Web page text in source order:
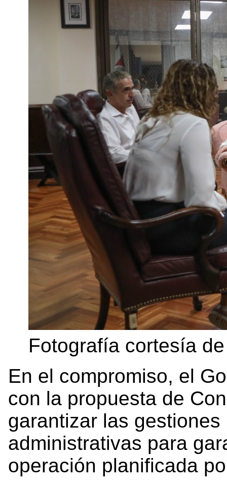
Fotografía cortesía
En el compromiso, el
con la propuesta de
garantizar las
administrativas para
operación planificada